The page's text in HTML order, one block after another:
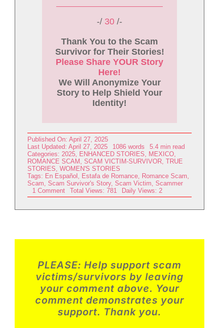
-/ 30 /-
Thank You to the Scam
Survivor for Their Stories!
Please Share YOUR Story
Here!
We Will Anonymize Your
Story to Help Shield Your
Identity!
Published On: April 27, 2025
Last Updated: April 27, 2025
1086 words
5.4 min read
Categories: 2025, ENHANCED STORIES MEXICO,
ROMANCE SCAM
SCAM VICTIM-SURVIVOR, TRUE
STORIES WOMEN'S STORIES
Tags: En Español Estafa de Romance, Romance Scam
Scam Scam Survivor's Story, Scam Victim Scammer
1 Commenton
Mi
de
una
2025
#70
–
Estafa
de
Romance
–
Total Views: 781 Daily Views: 2
PLEASE: Help support scam
victims/survivors by leaving
your comment above. Your
comment demonstrates your
support. Thank you.